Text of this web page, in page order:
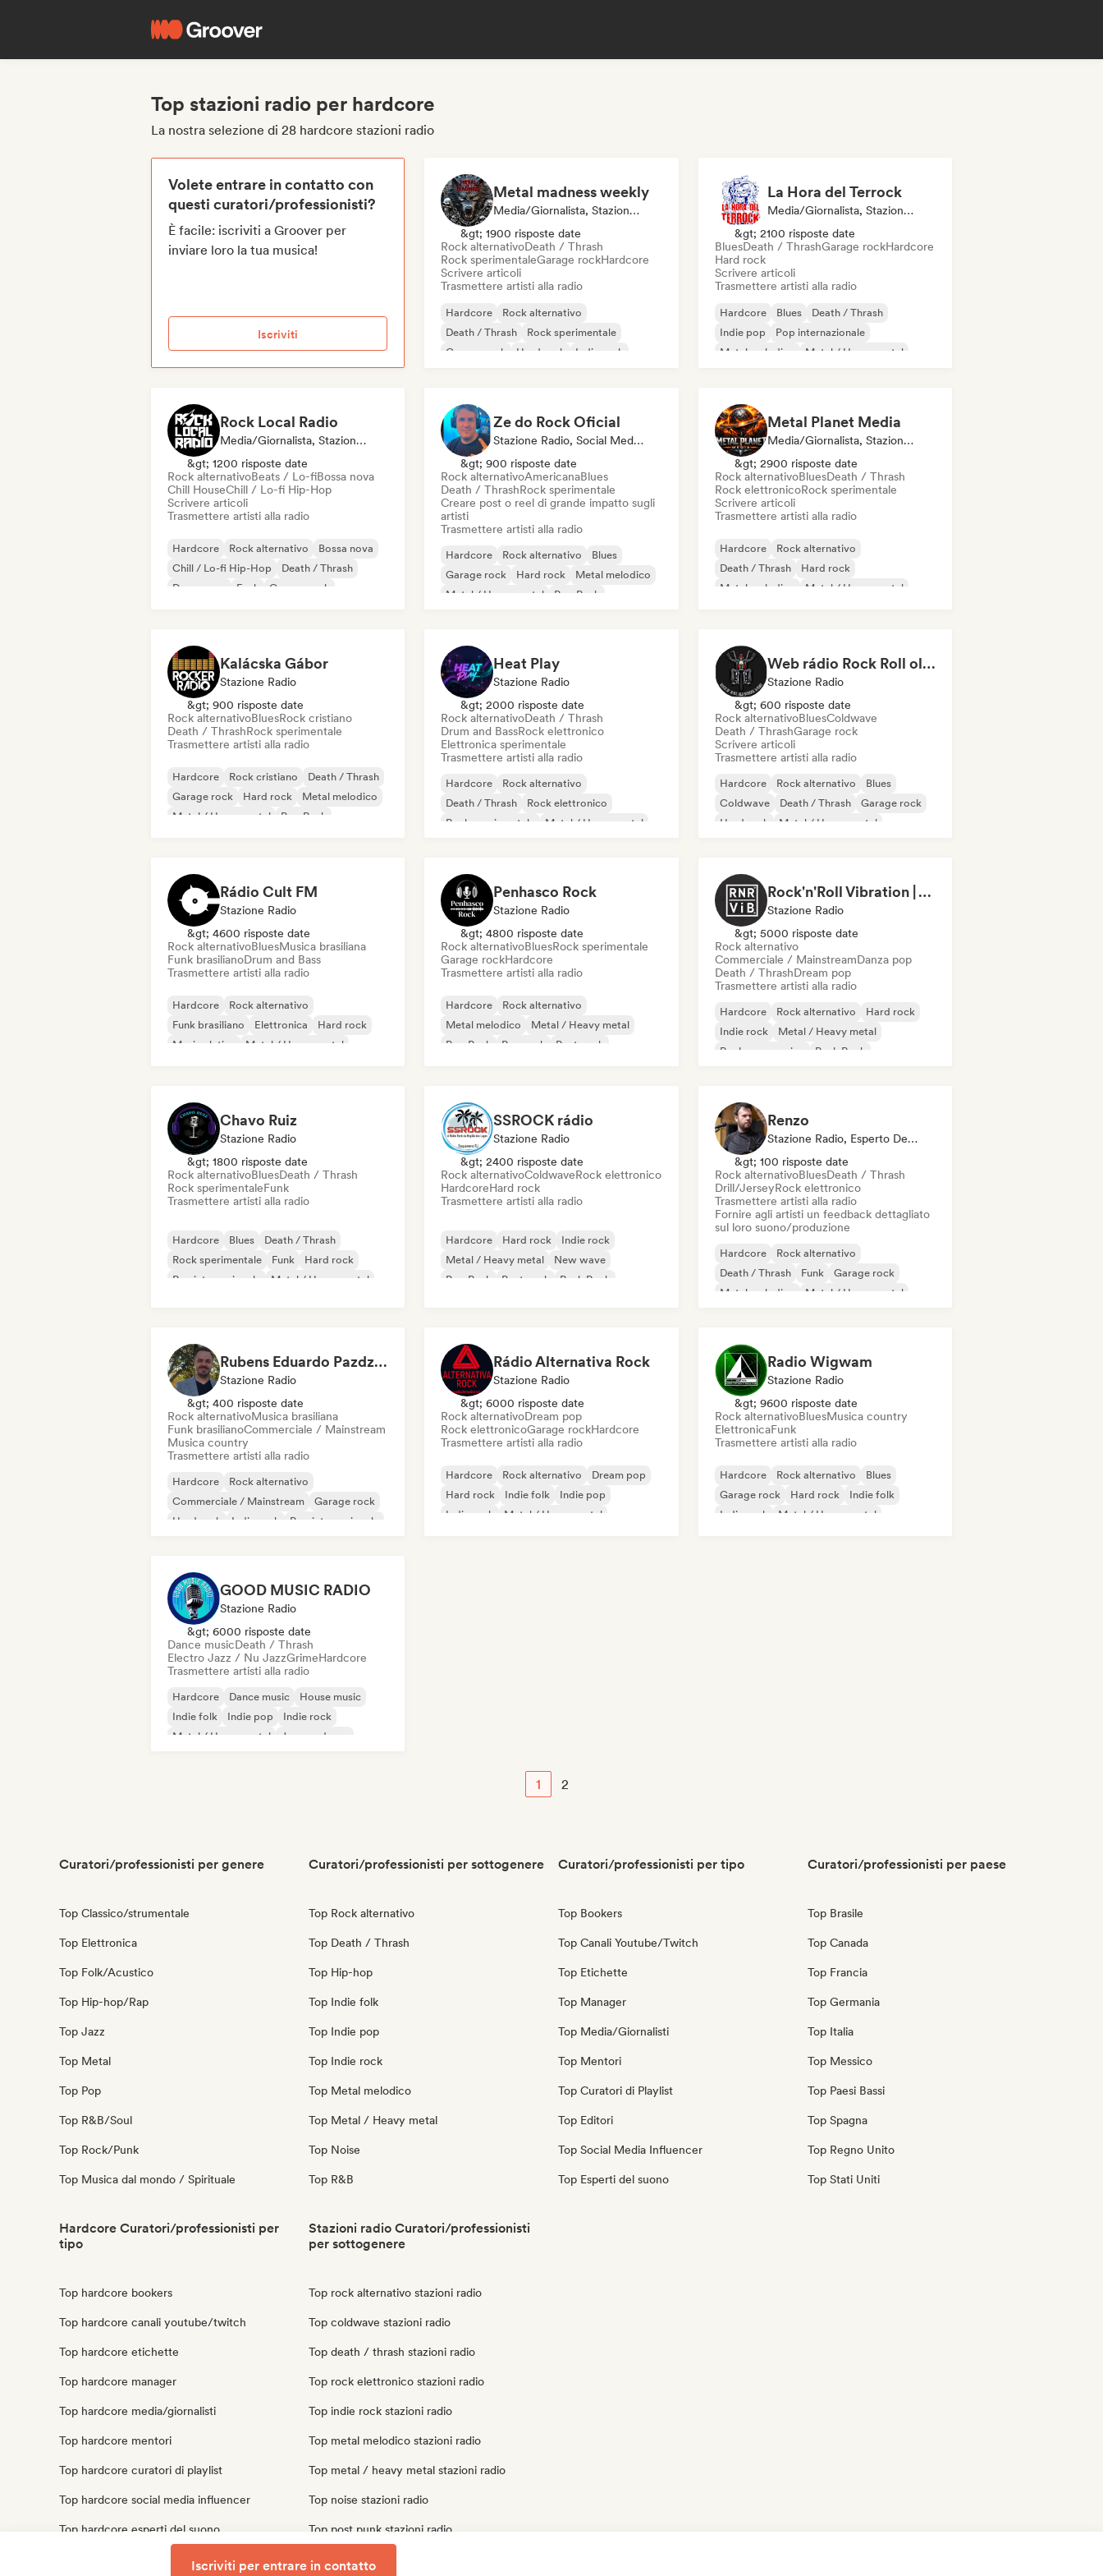
Top stazioni radio per hardcore
La nostra selezione di 28 hardcore stazioni radio
Volete entrare in contatto con
questi curatori/professionisti?
È facile: iscriviti a Groover per
inviare loro la tua musica!
Iscriviti
Metal madness weekly
Media/Giornalista, Stazione Radio
&gt; 1900 risposte date
Rock alternativoDeath / Thrash
Rock sperimentaleGarage rockHardcore
Scrivere articoli
Trasmettere artisti alla radio
Hardcore
Rock alternativo
Death / Thrash
Rock sperimentale
Garage rock
Hard rock
Indie rock
La Hora del Terrock
Media/Giornalista, Stazione Radio
&gt; 2100 risposte date
BluesDeath / ThrashGarage rockHardcore
Hard rock
Scrivere articoli
Trasmettere artisti alla radio
Hardcore Blues
Death / Thrash
Indie pop
Pop internazionale
Metal melodico
Metal / Heavy metal
Rock Local Radio
Media/Giornalista, Stazione Radio
&gt; 1200 risposte date
Rock alternativoBeats / Lo-fiBossa nova
Chill HouseChill / Lo-fi Hip-Hop
Scrivere articoli
Trasmettere artisti alla radio
Hardcore Rock alternativo
Bossa nova
Chill / Lo-fi Hip-Hop
Death / Thrash
Dream pop
Funk Garage rock
Ze do Rock Oficial
Stazione Radio, Social Media Influencer
&gt; 900 risposte date
Rock alternativoAmericanaBlues
Death / ThrashRock sperimentale
Creare post o reel di grande impatto sugli
artisti
Trasmettere artisti alla radio
Hardcore Rock alternativo
Blues
Garage rock
Hard rock
Metal melodico
Metal / Heavy metal
Pop Punk
Metal Planet Media
Media/Giornalista, Stazione Radio
&gt; 2900 risposte date
Rock alternativoBluesDeath / Thrash
Rock elettronicoRock sperimentale
Scrivere articoli
Trasmettere artisti alla radio
Hardcore
Rock alternativo
Death / Thrash
Hard rock
Metal melodico
Metal / Heavy metal
Kalácska Gábor
Stazione Radio
&gt; 900 risposte date
Rock alternativoBluesRock cristiano
Death / ThrashRock sperimentale
Trasmettere artisti alla radio
Hardcore Rock cristiano
Death / Thrash
Garage rock
Hard rock
Metal melodico
Metal / Heavy metal
Pop Punk
Heat Play
Stazione Radio
&gt; 2000 risposte date
Rock alternativoDeath / Thrash
Drum and BassRock elettronico
Elettronica sperimentale
Trasmettere artisti alla radio
Hardcore
Rock alternativo
Death / Thrash
Rock elettronico
Rock sperimentale
Metal / Heavy metal
Web rádio Rock Roll old School
Stazione Radio
&gt; 600 risposte date
Rock alternativoBluesColdwave
Death / ThrashGarage rock
Scrivere articoli
Trasmettere artisti alla radio
Hardcore Rock alternativo
Blues
Coldwave
Death / Thrash
Garage rock
Hard rock
Metal / Heavy metal
Rádio Cult FM
Stazione Radio
&gt; 4600 risposte date
Rock alternativoBluesMusica brasiliana
Funk brasilianoDrum and Bass
Trasmettere artisti alla radio
Hardcore
Rock alternativo
Funk brasiliano
Elettronica
Hard rock
Musica latina
Metal / Heavy metal
Penhasco Rock
Stazione Radio
&gt; 4800 risposte date
Rock alternativoBluesRock sperimentale
Garage rockHardcore
Trasmettere artisti alla radio
Hardcore
Rock alternativo
Metal melodico
Metal / Heavy metal
Pop Punk
Pop rock
Post punk
Rock'n'Roll Vibration | Alternativa Rock
Stazione Radio
&gt; 5000 risposte date
Rock alternativo
Commerciale / MainstreamDanza pop
Death / ThrashDream pop
Trasmettere artisti alla radio
Hardcore Rock alternativo
Hard rock
Indie rock
Metal / Heavy metal
Rock progressivo
Punk Rock
Chavo Ruiz
Stazione Radio
&gt; 1800 risposte date
Rock alternativoBluesDeath / Thrash
Rock sperimentaleFunk
Trasmettere artisti alla radio
Hardcore Blues
Death / Thrash
Rock sperimentale
Funk
Hard rock
Rap internazionale
Metal / Heavy metal
SSROCK rádio
Stazione Radio
&gt; 2400 risposte date
Rock alternativoColdwaveRock elettronico
HardcoreHard rock
Trasmettere artisti alla radio
Hardcore Hard rock
Indie rock
Metal / Heavy metal
New wave
Pop Punk
Post punk Punk Rock
Renzo
Stazione Radio, Esperto Del Suono
&gt; 100 risposte date
Rock alternativoBluesDeath / Thrash
Drill/JerseyRock elettronico
Trasmettere artisti alla radio
Fornire agli artisti un feedback dettagliato
sul loro suono/produzione
Hardcore
Rock alternativo
Death / Thrash
Funk
Garage rock
Metal melodico
Metal / Heavy metal
Rubens Eduardo Pazdziora
Stazione Radio
&gt; 400 risposte date
Rock alternativoMusica brasiliana
Funk brasilianoCommerciale / Mainstream
Musica country
Trasmettere artisti alla radio
Hardcore
Rock alternativo
Commerciale / Mainstream
Garage rock
Hard rock
Indie rock
Pop internazionale
Rádio Alternativa Rock
Stazione Radio
&gt; 6000 risposte date
Rock alternativoDream pop
Rock elettronicoGarage rockHardcore
Trasmettere artisti alla radio
Hardcore Rock alternativo
Dream pop
Hard rock
Indie folk
Indie pop
Indie rock
Metal / Heavy metal
Radio Wigwam
Stazione Radio
&gt; 9600 risposte date
Rock alternativoBluesMusica country
ElettronicaFunk
Trasmettere artisti alla radio
Hardcore Rock alternativo
Blues
Garage rock
Hard rock
Indie folk
Indie rock
Metal / Heavy metal
GOOD MUSIC RADIO
Stazione Radio
&gt; 6000 risposte date
Dance musicDeath / Thrash
Electro Jazz / Nu JazzGrimeHardcore
Trasmettere artisti alla radio
Hardcore Dance music
House music
Indie folk
Indie pop
Indie rock
Metal / Heavy metal
Jazz moderno
1 2
Curatori/professionisti per genere
Top Classico/strumentale
Top Elettronica
Top Folk/Acustico
Top Hip-hop/Rap
Top Jazz
Top Metal
Top Pop
Top R&B/Soul
Top Rock/Punk
Top Musica dal mondo / Spirituale
Curatori/professionisti per sottogenere
Top Rock alternativo
Top Death / Thrash
Top Hip-hop
Top Indie folk
Top Indie pop
Top Indie rock
Top Metal melodico
Top Metal / Heavy metal
Top Noise
Top R&B
Curatori/professionisti per tipo
Top Bookers
Top Canali Youtube/Twitch
Top Etichette
Top Manager
Top Media/Giornalisti
Top Mentori
Top Curatori di Playlist
Top Editori
Top Social Media Influencer
Top Esperti del suono
Curatori/professionisti per paese
Top Brasile
Top Canada
Top Francia
Top Germania
Top Italia
Top Messico
Top Paesi Bassi
Top Spagna
Top Regno Unito
Top Stati Uniti
Hardcore Curatori/professionisti per
tipo
Top hardcore bookers
Top hardcore canali youtube/twitch
Top hardcore etichette
Top hardcore manager
Top hardcore media/giornalisti
Top hardcore mentori
Top hardcore curatori di playlist
Top hardcore social media influencer
Top hardcore esperti del suono
Stazioni radio Curatori/professionisti
per sottogenere
Top rock alternativo stazioni radio
Top coldwave stazioni radio
Top death / thrash stazioni radio
Top rock elettronico stazioni radio
Top indie rock stazioni radio
Top metal melodico stazioni radio
Top metal / heavy metal stazioni radio
Top noise stazioni radio
Top post punk stazioni radio
Top punk rock stazioni radio
Iscriviti per entrare in contatto